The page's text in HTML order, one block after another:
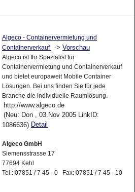
Algeco - Containervermietung und
Containerverkauf -> Vorschau
Algeco ist Ihr Spezialist für
Containervermietung und Containerverkauf
und bietet europaweit Mobile Container
Lösungen. Bei uns finden Sie für jede
Branche die individuelle Raumlösung.
http://www.algeco.de
(Neu: Don , 03.Nov 2005 LinkID:
1086636) Detail
Algeco GmbH
Siemensstrasse 17
77694 Kehl
Tel.: 07851 / 7 45 - 0 Fax: 07851 / 7 45 - 10